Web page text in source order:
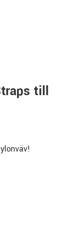
till